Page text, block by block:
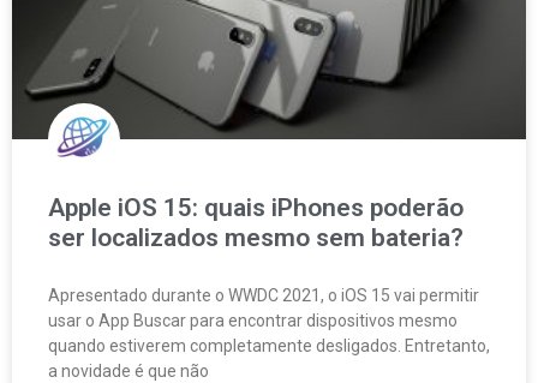
Apple iOS 15: quais iPhones poderão
ser localizados mesmo sem bateria?
Apresentado durante o WWDC 2021, o iOS 15 vai permitir
usar o App Buscar para encontrar dispositivos mesmo
quando estiverem completamente desligados. Entretanto,
a novidade é que não